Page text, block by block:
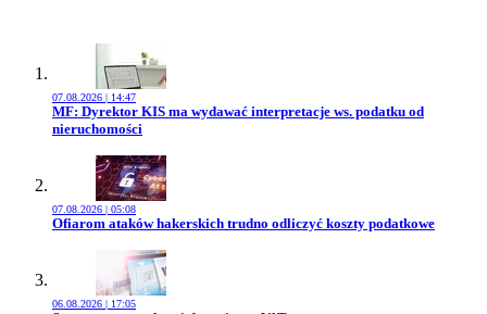
07.08.2026 | 14:47
Przejdź do artykułu:
MF: Dyrektor KIS ma wydawać interpretacje ws. podatku od
nieruchomości
07.08.2026 | 05:08
Przejdź do artykułu:
Ofiarom ataków hakerskich trudno odliczyć koszty podatkowe
06.08.2026 | 17:05